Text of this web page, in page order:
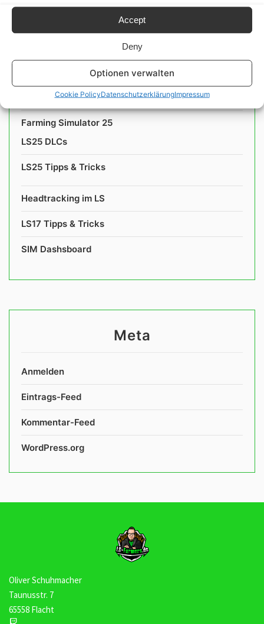
Accept
Deny
Optionen verwalten
Cookie PolicyDatenschutzerklärungImpressum
LS22 Tipps & Tricks
Farming Simulator 25
LS25 DLCs
LS25 Tipps & Tricks
Headtracking im LS
LS17 Tipps & Tricks
SIM Dashsboard
Meta
Anmelden
Eintrags-Feed
Kommentar-Feed
WordPress.org
Oliver Schuhmacher
Taunusstr. 7
65558 Flacht